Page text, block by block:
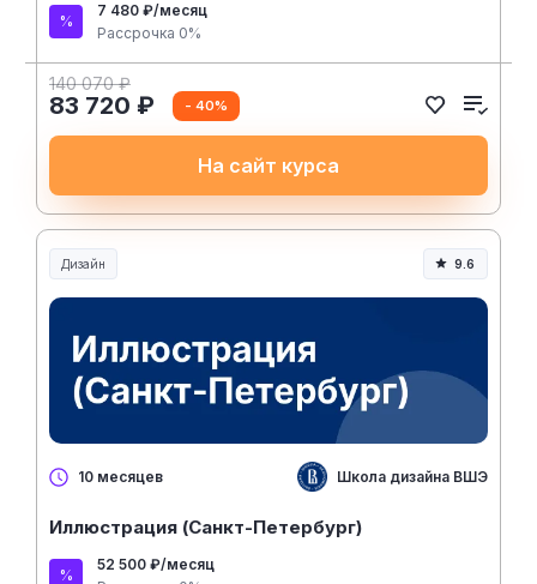
7 480 ₽/месяц
Рассрочка 0%
140 070 ₽
83 720 ₽ - 40%
На сайт курса
Дизайн 9.6
10 месяцев Школа дизайна ВШЭ
Иллюстрация (Санкт-Петербург)
52 500 ₽/месяц